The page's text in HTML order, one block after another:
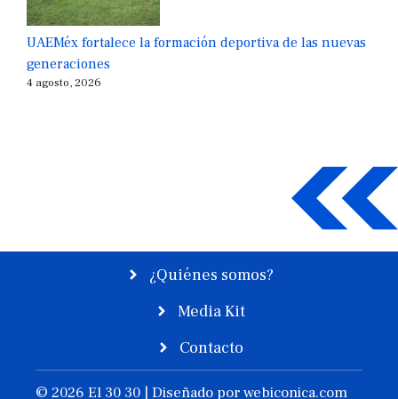
UAEMéx fortalece la formación deportiva de las nuevas
generaciones
4 agosto, 2026
¿Quiénes somos?
Media Kit
Contacto
© 2026 El 30 30 | Diseñado porwebiconica.com